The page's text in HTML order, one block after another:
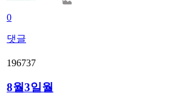
0
댓글
196737
8월3일월